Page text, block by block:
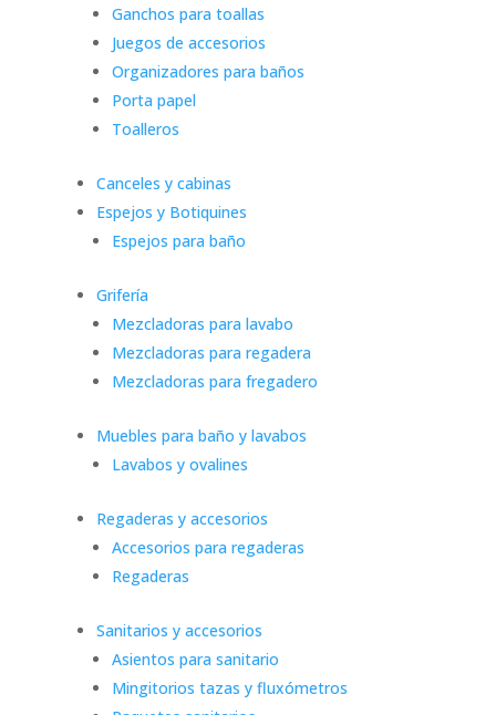
Ganchos para toallas
Juegos de accesorios
Organizadores para baños
Porta papel
Toalleros
Canceles y cabinas
Espejos y Botiquines
Espejos para baño
Grifería
Mezcladoras para lavabo
Mezcladoras para regadera
Mezcladoras para fregadero
Muebles para baño y lavabos
Lavabos y ovalines
Regaderas y accesorios
Accesorios para regaderas
Regaderas
Sanitarios y accesorios
Asientos para sanitario
Mingitorios tazas y fluxómetros